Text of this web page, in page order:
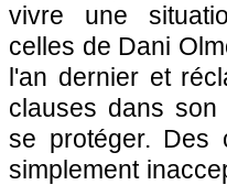
vivre une
celles de Dani
l'an dernier et
clauses dans
se protéger. Des
simplement